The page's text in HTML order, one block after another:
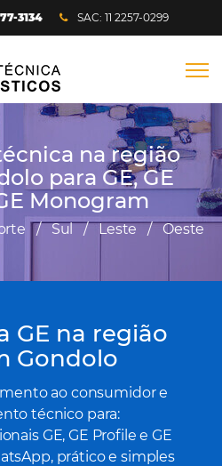
3134 SAC: 11 2257-0299
na região
para GE, GE
Monogram
/ Sul / Leste / Oeste
GE na região
Gondolo
ao consumidor e
técnico para:
GE, GE Profile e GE
prático e simples